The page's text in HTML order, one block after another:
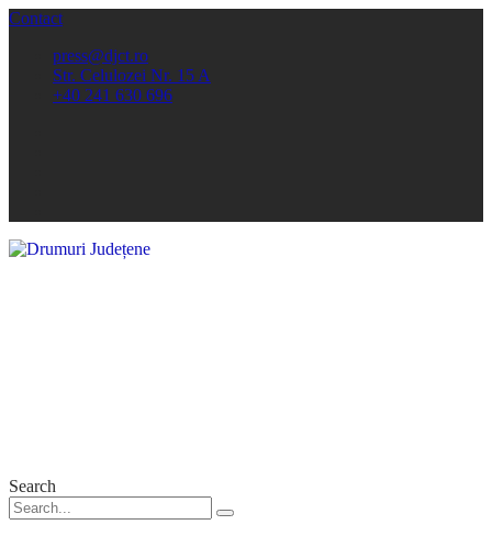
Contact
press@djct.ro
Str. Celulozei Nr. 15 A
+40 241 630 696
Search